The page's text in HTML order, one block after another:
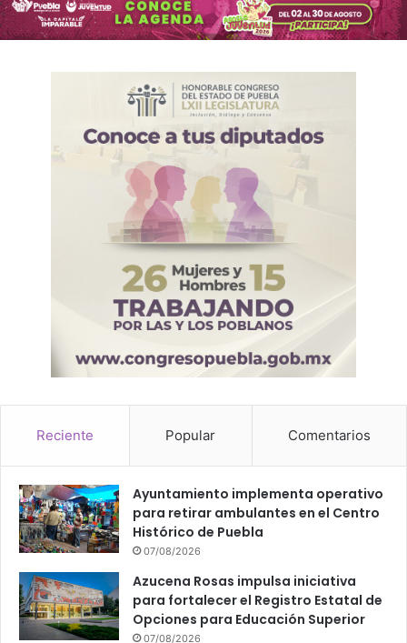
Reciente Popular Comentarios
Ayuntamiento implementa operativo
para retirar ambulantes en el Centro
Histórico de Puebla
07/08/2026
Azucena Rosas impulsa iniciativa
para fortalecer el Registro Estatal de
Opciones para Educación Superior
07/08/2026